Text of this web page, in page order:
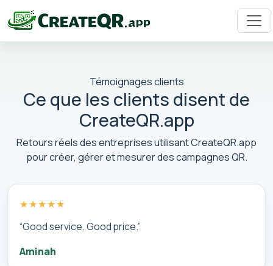
Témoignages clients
Ce que les clients disent de
CreateQR.app
Retours réels des entreprises utilisant CreateQR.app
pour créer, gérer et mesurer des campagnes QR.
★★★★★
“Good service. Good price.”
Aminah